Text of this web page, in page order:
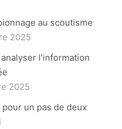
au scoutisme
2025
l’information
2025
pour un pas de deux